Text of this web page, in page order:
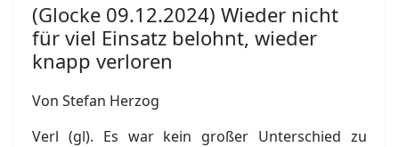
(Glocke 09.12.2024) Wieder nicht
für viel Einsatz belohnt, wieder
knapp verloren
Von Stefan Herzog
Verl (gl). Es war kein großer Unterschied zu